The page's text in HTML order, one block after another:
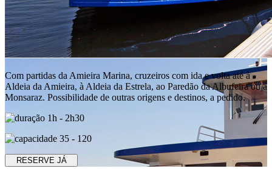
Com partidas da Amieira Marina, cruzeiros com ida e volta até à
Aldeia da Amieira, à Aldeia da Estrela, ao Paredão da Albufeira ou a
Monsaraz. Possibilidade de outras origens e destinos, a pedido.
1h - 2h30
35 - 120
RESERVE JÁ